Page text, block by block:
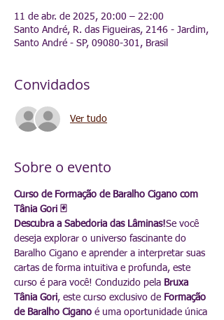
11 de abr. de 2025, 20:00 – 22:00
Santo André, R. das Figueiras, 2146 - Jardim,
Santo André - SP, 09080-301, Brasil
Convidados
Ver tudo
Sobre o evento
Curso de Formação de Baralho Cigano com
Tânia Gori 🃏
Descubra a Sabedoria das Lâminas!Se você
deseja explorar o universo fascinante do
Baralho Cigano e aprender a interpretar suas
cartas de forma intuitiva e profunda, este
curso é para você! Conduzido pela Bruxa
Tânia Gori, este curso exclusivo de Formação
de Baralho Cigano é uma oportunidade única